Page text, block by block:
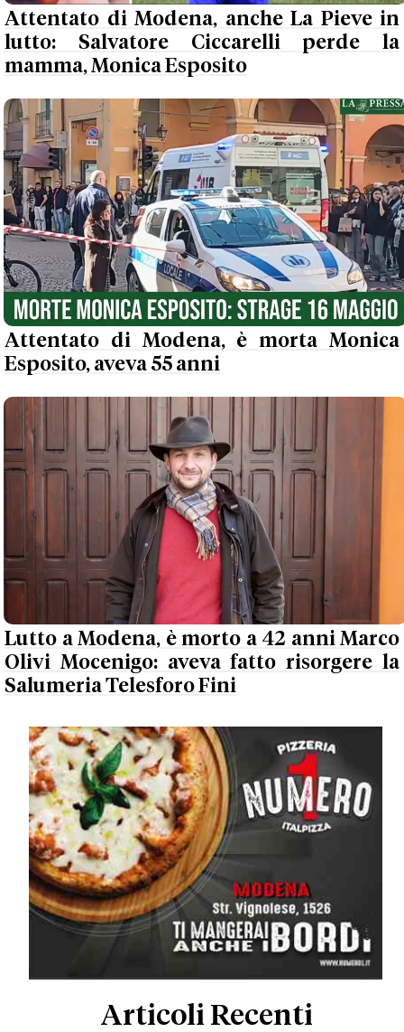
Attentato di Modena, anche La Pieve in
lutto: Salvatore Ciccarelli perde la
mamma, Monica Esposito
Attentato di Modena, è morta Monica
Esposito, aveva 55 anni
Lutto a Modena, è morto a 42 anni Marco
Olivi Mocenigo: aveva fatto risorgere la
Salumeria Telesforo Fini
Articoli Recenti